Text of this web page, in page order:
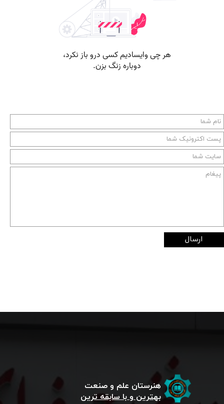
ارسال
هنرستان علم و صنعت
بهترین و با سابقه ترین